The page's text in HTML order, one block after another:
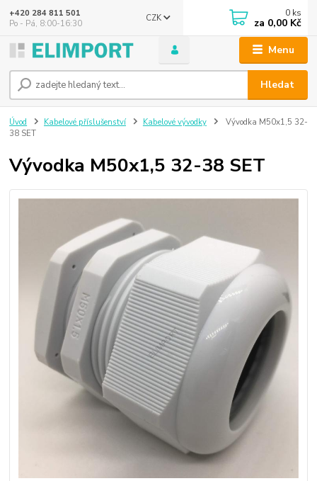
Menu
CZK
Hledat
+420 284 811 501
Po - Pá, 8:00-16:30
0 ks
za 0,00 Kč
Úvod Kabelové příslušenství Kabelové vývodky
Vývodka M50x1,5 32-
38 SET
Vývodka M50x1,5 32-38 SET